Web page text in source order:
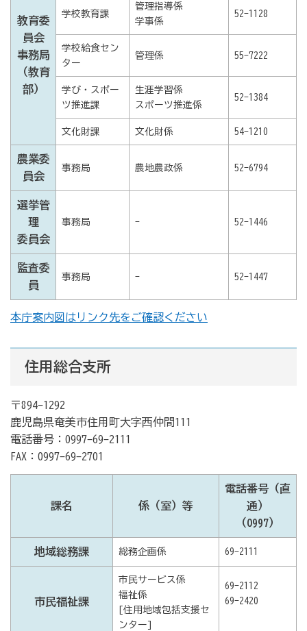
教育委
員会
事務局
（教育
部）
学校教育課
管理指導係
学事係
52-1128
学校給食セン
ター
管理係 55-7222
学び・スポー
ツ推進課
生涯学習係
スポーツ推進係
52-1384
文化財課 文化財係 54-1210
農業委
員会
事務局 農地農政係 52-6794
選挙管
理
委員会
事務局 - 52-1446
監査委
員
事務局 - 52-1447
本庁案内図はリンク先をご確認ください
住用総合支所
〒894-1292
鹿児島県奄美市住用町大字西仲間111
電話番号：0997-69-2111
FAX：0997-69-2701
課名 係（室）等
電話番号（直
通）
（0997）
地域総務課 総務企画係 69-2111
市民福祉課
市民サービス係
福祉係
[住用地域包括支援セ
ンター]
69-2112
69-2420